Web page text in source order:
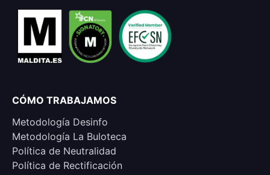
CÓMO TRABAJAMOS
Metodología Desinfo
Metodología La Buloteca
Política de Neutralidad
Política de Rectificación